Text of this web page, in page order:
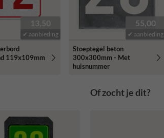
13,50
✔ aanbieding
119x109mm
55,00
✔ aanbieding
Stoeptegel beton
300x300mm - Met
huisnummer
Of zocht je dit?